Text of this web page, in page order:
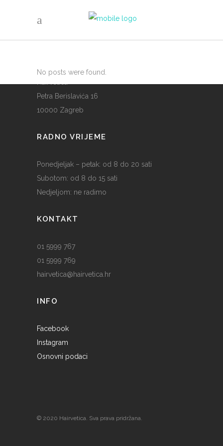
No posts were found.
Petra Berislavića 16
10000 Zagreb
RADNO VRIJEME
Ponedjeljak – petak: od 8 do 20 sati
Subotom: od 8 do 15 sati
Nedjeljom: ne radimo
KONTAKT
01 5999 767
01 5999 769
hairvetica@hairvetica.hr
INFO
Facebook
Instagram
Osnovni podaci
© 2020 Hairvetica. Sva prava pridržana.